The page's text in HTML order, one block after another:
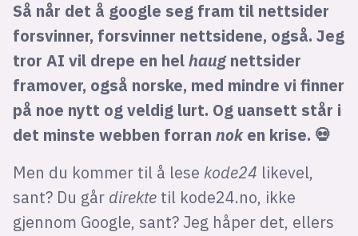
Så når det å google seg fram til nettsider
forsvinner, forsvinner nettsidene, også. Jeg
tror AI vil drepe en hel haug nettsider
framover, også norske, med mindre vi finner
på noe nytt og veldig lurt. Og uansett står i
det minste webben forran nok en krise. 💀
Men du kommer til å lese kode24 likevel,
sant? Du går direkte til kode24.no, ikke
gjennom Google, sant? Jeg håper det, ellers